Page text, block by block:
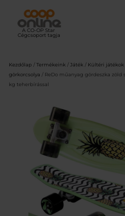
tartalomhoz
Kezdőlap / Termékeink / Játék / Kültéri játékok
görkorcsolya / ReDo műanyag gördeszka
kg teherbírással